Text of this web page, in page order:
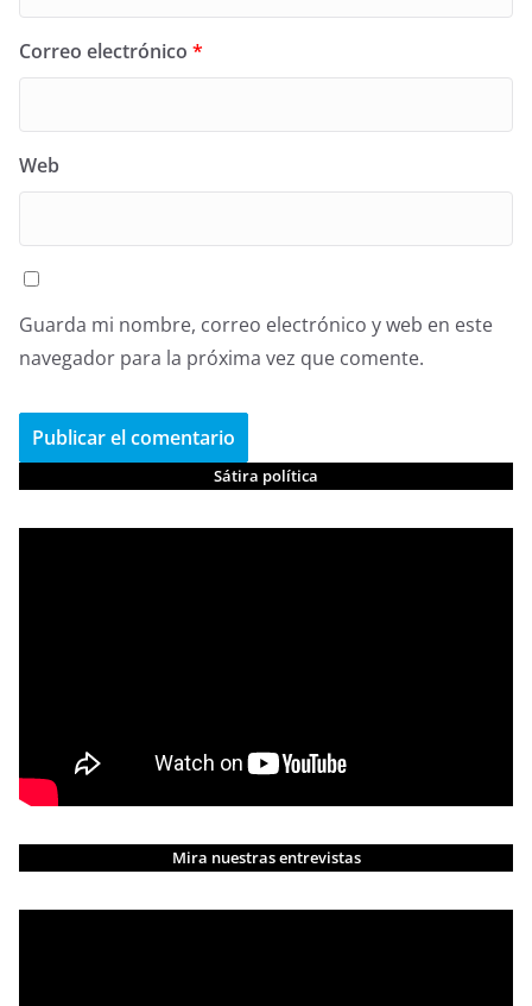
Correo electrónico *
Web
Guarda mi nombre, correo electrónico y web en este
navegador para la próxima vez que comente.
Sátira política
Mira nuestras entrevistas